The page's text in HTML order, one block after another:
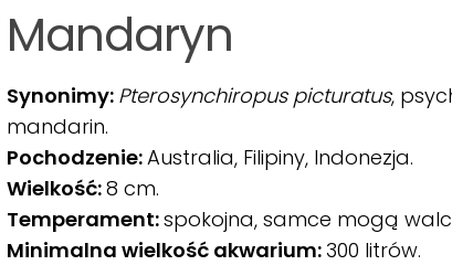
Mandaryn
Synonimy: Pterosynchiropus picturatus,
mandarin.
Pochodzenie:Australia, Filipiny, Indonezja.
Wielkość:8 cm.
Temperament:spokojna, samce mogą
Minimalna wielkość akwarium: 300 litrów.